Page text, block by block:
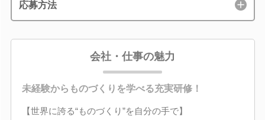
応募方法
会社・仕事の魅力
未経験からものづくりを学べる充実研修！
【世界に誇る“ものづくり”を自分の手で】